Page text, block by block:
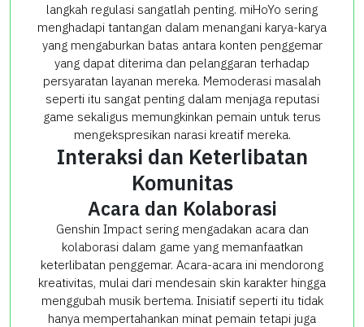
langkah regulasi sangatlah penting. miHoYo sering
menghadapi tantangan dalam menangani karya-karya
yang mengaburkan batas antara konten penggemar
yang dapat diterima dan pelanggaran terhadap
persyaratan layanan mereka. Memoderasi masalah
seperti itu sangat penting dalam menjaga reputasi
game sekaligus memungkinkan pemain untuk terus
mengekspresikan narasi kreatif mereka.
Interaksi dan Keterlibatan
Komunitas
Acara dan Kolaborasi
Genshin Impact sering mengadakan acara dan
kolaborasi dalam game yang memanfaatkan
keterlibatan penggemar. Acara-acara ini mendorong
kreativitas, mulai dari mendesain skin karakter hingga
menggubah musik bertema. Inisiatif seperti itu tidak
hanya mempertahankan minat pemain tetapi juga